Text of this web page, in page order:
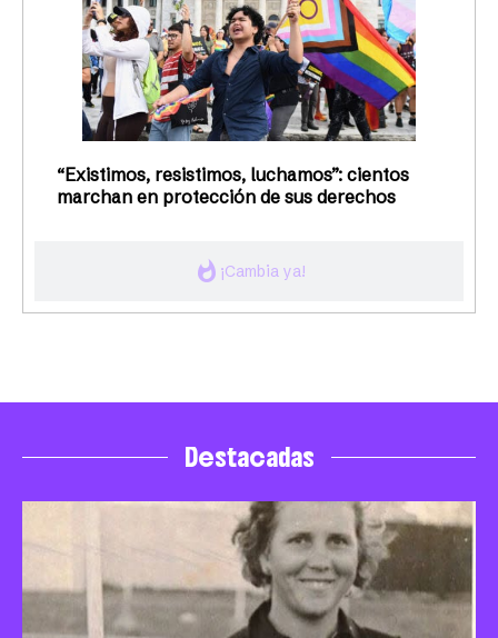
whatshot ¡Cambia ya!
“Existimos, resistimos, luchamos”: cientos
marchan en protección de sus derechos
Destacadas